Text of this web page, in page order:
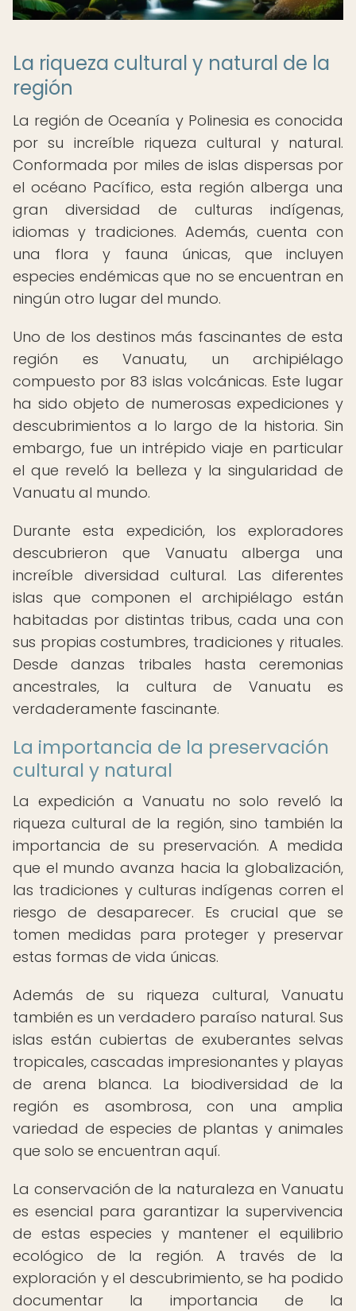
La riqueza cultural y natural de la
región
La región de Oceanía y Polinesia es conocida
por su increíble riqueza cultural y natural.
Conformada por miles de islas dispersas por
el océano Pacífico, esta región alberga una
gran diversidad de culturas indígenas,
idiomas y tradiciones. Además, cuenta con
una flora y fauna únicas, que incluyen
especies endémicas que no se encuentran en
ningún otro lugar del mundo.
Uno de los destinos más fascinantes de esta
región es Vanuatu, un archipiélago
compuesto por 83 islas volcánicas. Este lugar
ha sido objeto de numerosas expediciones y
descubrimientos a lo largo de la historia. Sin
embargo, fue un intrépido viaje en particular
el que reveló la belleza y la singularidad de
Vanuatu al mundo.
Durante esta expedición, los exploradores
descubrieron que Vanuatu alberga una
increíble diversidad cultural. Las diferentes
islas que componen el archipiélago están
habitadas por distintas tribus, cada una con
sus propias costumbres, tradiciones y rituales.
Desde danzas tribales hasta ceremonias
ancestrales, la cultura de Vanuatu es
verdaderamente fascinante.
La importancia de la preservación
cultural y natural
La expedición a Vanuatu no solo reveló la
riqueza cultural de la región, sino también la
importancia de su preservación. A medida
que el mundo avanza hacia la globalización,
las tradiciones y culturas indígenas corren el
riesgo de desaparecer. Es crucial que se
tomen medidas para proteger y preservar
estas formas de vida únicas.
Además de su riqueza cultural, Vanuatu
también es un verdadero paraíso natural. Sus
islas están cubiertas de exuberantes selvas
tropicales, cascadas impresionantes y playas
de arena blanca. La biodiversidad de la
región es asombrosa, con una amplia
variedad de especies de plantas y animales
que solo se encuentran aquí.
La conservación de la naturaleza en Vanuatu
es esencial para garantizar la supervivencia
de estas especies y mantener el equilibrio
ecológico de la región. A través de la
exploración y el descubrimiento, se ha podido
documentar la importancia de la